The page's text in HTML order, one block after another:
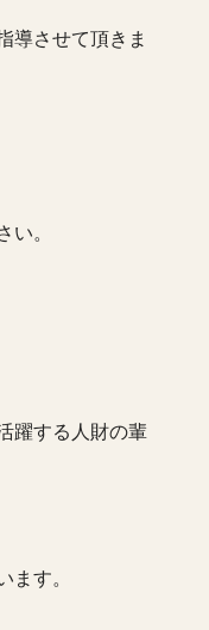
導させて頂きま
い。
躍する人財の輩
す。